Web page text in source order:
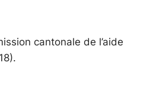
cantonale de l’aide